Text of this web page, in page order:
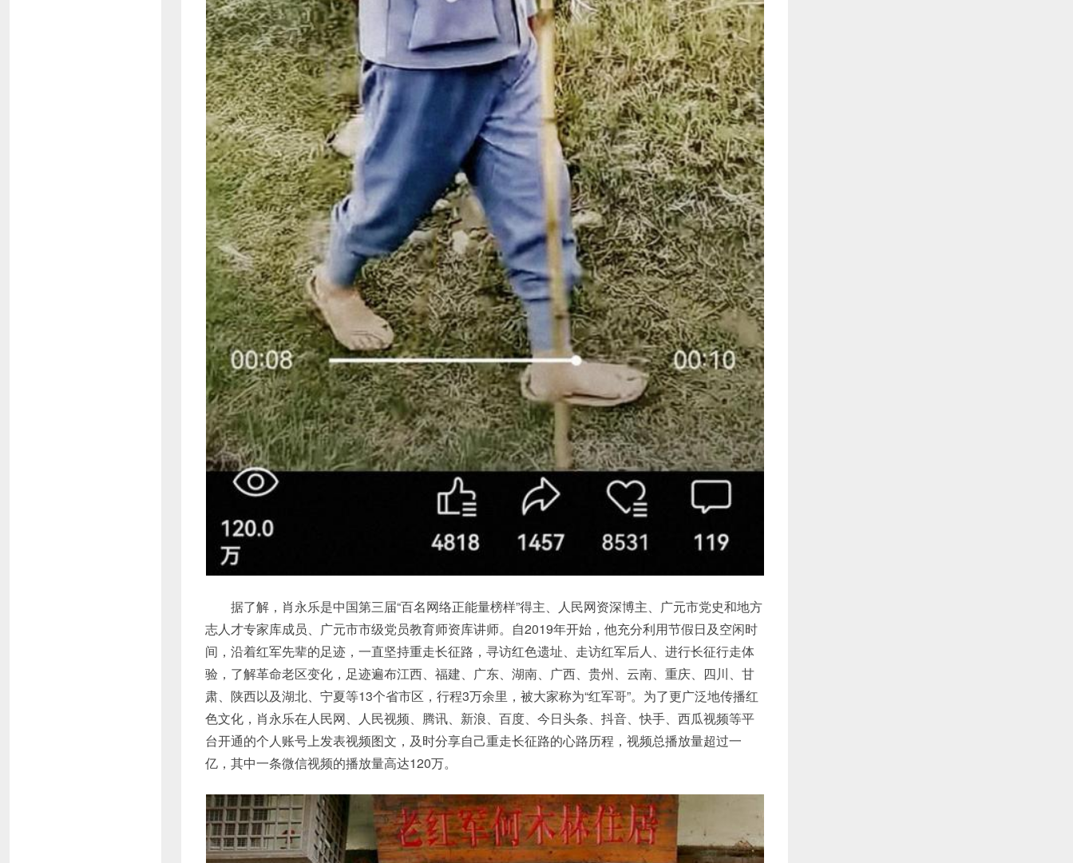
据了解，肖永乐是中国第三届“百名网络正能量榜样”得主、人民网资深博主、广元市党史和地方
志人才专家库成员、广元市市级党员教育师资库讲师。自2019年开始，他充分利用节假日及空闲时
间，沿着红军先辈的足迹，一直坚持重走长征路，寻访红色遗址、走访红军后人、进行长征行走体
验，了解革命老区变化，足迹遍布江西、福建、广东、湖南、广西、贵州、云南、重庆、四川、甘
肃、陕西以及湖北、宁夏等13个省市区，行程3万余里，被大家称为“红军哥”。为了更广泛地传播红
色文化，肖永乐在人民网、人民视频、腾讯、新浪、百度、今日头条、抖音、快手、西瓜视频等平
台开通的个人账号上发表视频图文，及时分享自己重走长征路的心路历程，视频总播放量超过一
亿，其中一条微信视频的播放量高达120万。